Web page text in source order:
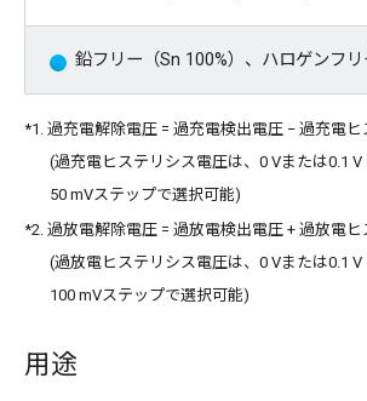
鉛フリー（Sn 100%）、ハロゲンフリ
*1. 過充電解除電圧 = 過充電検出電圧 − 過充電
(過充電ヒステリシス電圧は、0 Vまたは0.1
50 mVステップで選択可能)
*2. 過放電解除電圧 = 過放電検出電圧 + 過放電
(過放電ヒステリシス電圧は、0 Vまたは0.1
100 mVステップで選択可能)
用途